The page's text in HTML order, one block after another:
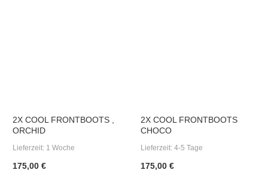
2X COOL FRONTBOOTS ,
ORCHID
Lieferzeit: 1 Woche
175,00 €
2X COOL FRONTBOOTS
CHOCO
Lieferzeit: 4-5 Tage
175,00 €